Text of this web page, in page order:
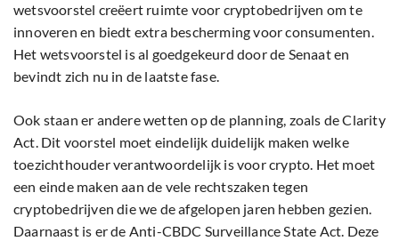
wetsvoorstel creëert ruimte voor cryptobedrijven om te
innoveren en biedt extra bescherming voor consumenten.
Het wetsvoorstel is al goedgekeurd door de Senaat en
bevindt zich nu in de laatste fase.
Ook staan er andere wetten op de planning, zoals de Clarity
Act. Dit voorstel moet eindelijk duidelijk maken welke
toezichthouder verantwoordelijk is voor crypto. Het moet
een einde maken aan de vele rechtszaken tegen
cryptobedrijven die we de afgelopen jaren hebben gezien.
Daarnaast is er de Anti-CBDC Surveillance State Act. Deze